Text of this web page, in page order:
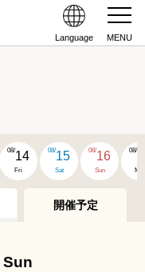
Language MENU
08/14
Fri
08/15
Sat
08/16
Sun
08/
開催予定
Sun